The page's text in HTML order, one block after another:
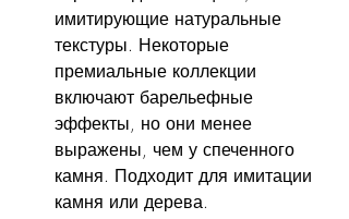
имитирующие натуральные
текстуры. Некоторые
премиальные коллекции
включают барельефные
эффекты, но они менее
выражены, чем у спеченного
камня. Подходит для имитации
камня или дерева.